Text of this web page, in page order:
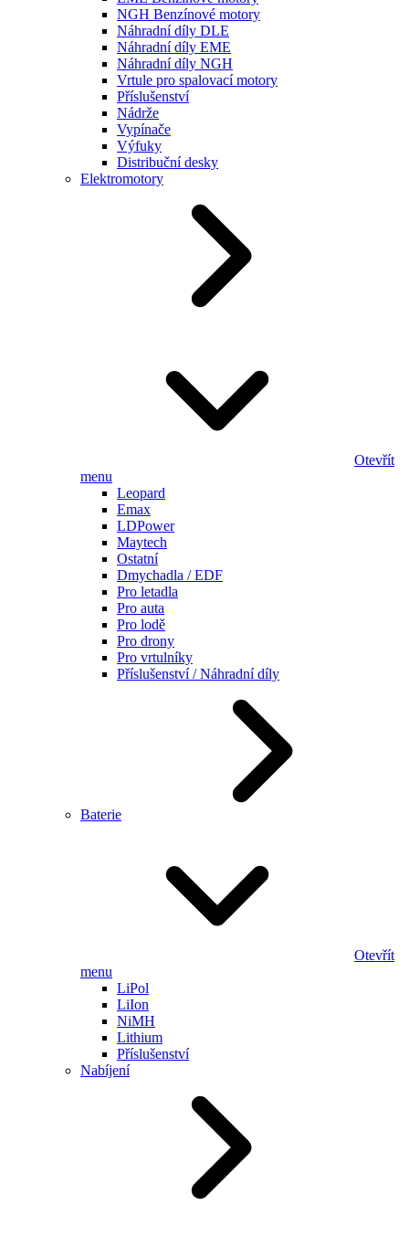
NGH Benzínové motory
Náhradní díly DLE
Náhradní díly EME
Náhradní díly NGH
Vrtule pro spalovací motory
Příslušenství
Nádrže
Vypínače
Výfuky
Distribuční desky
Elektromotory
Otevřít
menu
Leopard
Emax
LDPower
Maytech
Ostatní
Dmychadla / EDF
Pro letadla
Pro auta
Pro lodě
Pro drony
Pro vrtulníky
Příslušenství / Náhradní díly
Baterie
Otevřít
menu
LiPol
LiIon
NiMH
Lithium
Příslušenství
Nabíjení